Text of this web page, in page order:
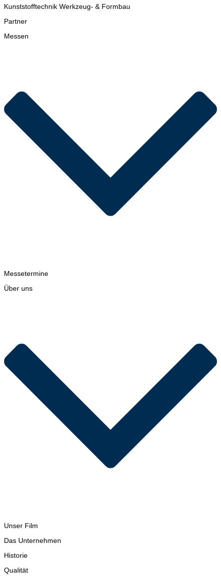
Kunststofftechnik Werkzeug- & Formbau
Partner
Messen
Messetermine
Über uns
Unser Film
Das Unternehmen
Historie
Qualität